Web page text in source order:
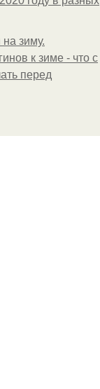
зиму.
к зиме - что с
перед